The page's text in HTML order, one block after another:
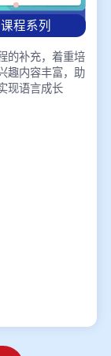
程系列
的补充，着重培
趣内容丰富，助
现语言成长